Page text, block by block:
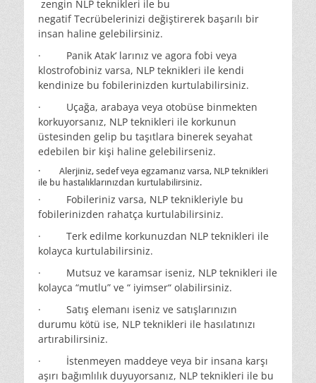
zengin NLP teknikleri ile bu
negatif Tecrübelerinizi değiştirerek başarılı bir
insan haline gelebilirsiniz.
· Panik Atak‘ larınız ve agora fobi veya
klostrofobiniz varsa, NLP teknikleri ile kendi
kendinize bu fobilerinizden kurtulabilirsiniz.
· Uçağa, arabaya veya otobüse binmekten
korkuyorsanız, NLP teknikleri ile korkunun
üstesinden gelip bu taşıtlara binerek seyahat
edebilen bir kişi haline gelebilirseniz.
· Alerjiniz, sedef veya egzamanız varsa, NLP teknikleri
ile bu hastalıklarınızdan kurtulabilirsiniz.
· Fobileriniz varsa, NLP teknikleriyle bu
fobilerinizden rahatça kurtulabilirsiniz.
· Terk edilme korkunuzdan NLP teknikleri ile
kolayca kurtulabilirsiniz.
· Mutsuz ve karamsar iseniz, NLP teknikleri ile
kolayca “mutlu” ve “ iyimser“ olabilirsiniz.
· Satış elemanı iseniz ve satışlarınızın
durumu kötü ise, NLP teknikleri ile hasılatınızı
artırabilirsiniz.
· İstenmeyen maddeye veya bir insana karşı
aşırı bağımlılık duyuyorsanız, NLP teknikleri ile bu